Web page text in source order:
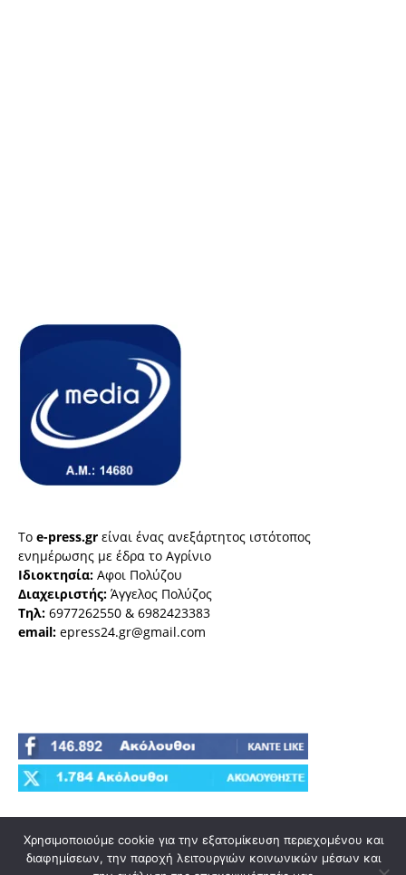
Το e-press.gr είναι ένας ανεξάρτητος ιστότοπος
ενημέρωσης με έδρα το Αγρίνιο
Ιδιοκτησία: Αφοι Πολύζου
Διαχειριστής: Άγγελος Πολύζος
Τηλ: 6977262550 & 6982423383
email: epress24.gr@gmail.com
Χρησιμοποιούμε cookie για την εξατομίκευση περιεχομένου και
διαφημίσεων, την παροχή λειτουργιών κοινωνικών μέσων και